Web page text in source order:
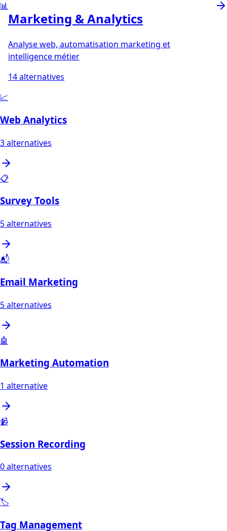
📊
Marketing & Analytics
Analyse web, automatisation marketing et
intelligence métier
14alternatives
📈
Web Analytics
3alternatives
📋
Survey Tools
5alternatives
📬
Email Marketing
5alternatives
🤖
Marketing Automation
1 alternative
📹
Session Recording
0alternatives
🏷️
Tag Management